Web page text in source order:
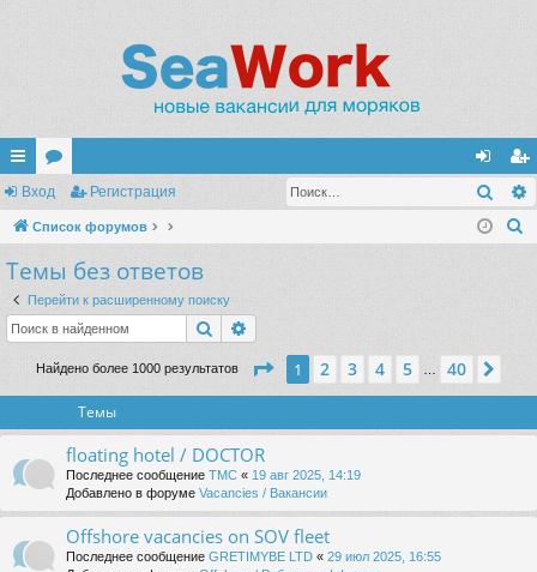
с
ы
лк
и
ор
ум
ы
хо
д
ег
ис
Вход Регистрация
Список форумов
Темы без ответов
Перейти к расширенному поиску
Поиск
Найдено более 1000 результатов Страница из 40
1 2 3 4 5 40
Темы
floating hotel / DOCTOR
Последнее сообщение TMC « 19 авг 2025, 14:19
Добавлено в форуме Vacancies / Вакансии
Offshore vacancies on SOV fleet
Последнее сообщение GRETIMYBE LTD « 29 июл 2025, 16:55